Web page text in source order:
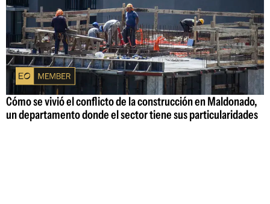
Cómo se vivió el conflicto de la construcción en Maldonado,
un departamento donde el sector tiene sus particularidades